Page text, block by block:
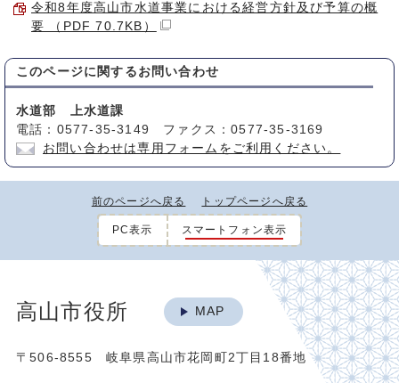
令和8年度高山市水道事業における経営方針及び予算の概
要 （PDF 70.7KB）
このページに関する お問い合わせ
水道部 上水道課
電話：0577-35-3149 ファクス：0577-35-3169
お問い合わせは専用フォームをご利用ください。
前のページへ戻る トップページへ戻る
PC表示 スマートフォン表示
高山市役所 MAP
〒506-8555 岐阜県高山市花岡町2丁目18番地